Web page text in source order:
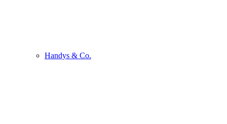
Handys & Co.